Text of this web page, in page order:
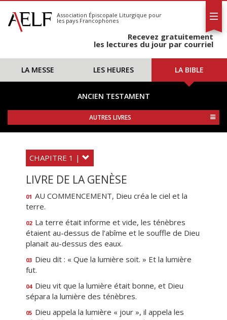
S'abonner
Calendrier
Association Épiscopale Liturgique pour
les pays Francophones
Recevez gratuitement
les lectures du jour par courriel
LA MESSE LES HEURES LA BIBLE
ANCIEN TESTAMENT
AUTRES LIVRES
CHAPITRE 1 |
LIVRE DE LA GENÈSE
01 AU COMMENCEMENT, Dieu créa le ciel et la
terre.
02 La terre était informe et vide, les ténèbres
étaient au-dessus de l’abîme et le souffle de Dieu
planait au-dessus des eaux.
03 Dieu dit : « Que la lumière soit. » Et la lumière
fut.
04 Dieu vit que la lumière était bonne, et Dieu
sépara la lumière des ténèbres.
05 Dieu appela la lumière « jour », il appela les